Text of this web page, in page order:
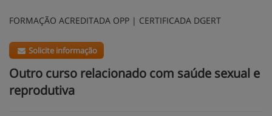
FORMAÇÃO ACREDITADA OPP | CERTIFICADA DGERT
Solicite informação
Outro curso relacionado com saúde sexual e
reprodutiva